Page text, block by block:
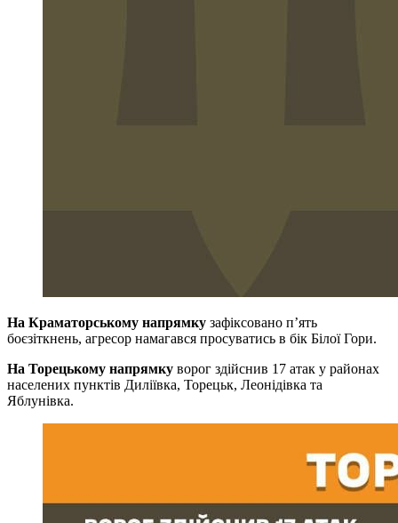
На Краматорському напрямку зафіксовано п’ять
боєзіткнень, агресор намагався просуватись в бік Білої Гори.
На Торецькому напрямку ворог здійснив 17 атак у районах
населених пунктів Диліївка, Торецьк, Леонідівка та
Яблунівка.